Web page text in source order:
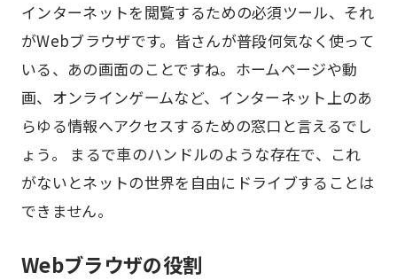
インターネットを閲覧するための必須ツール、それ
がWebブラウザです。皆さんが普段何気なく使って
いる、あの画面のことですね。ホームページや動
画、オンラインゲームなど、インターネット上のあ
らゆる情報へアクセスするための窓口と言えるでし
ょう。 まるで車のハンドルのような存在で、これ
がないとネットの世界を自由にドライブすることは
できません。
Webブラウザの役割